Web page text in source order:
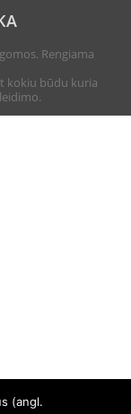
Rengiama
kokiu būdu kuria
(angl.